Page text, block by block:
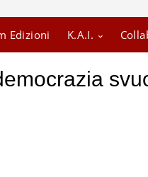
Edizioni K.A.I.